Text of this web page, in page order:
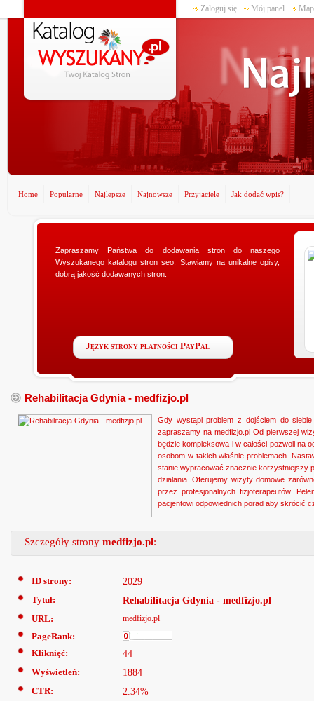
Zaloguj się Mój panel
Home Popularne Najlepsze Najnowsze Przyjaciele Jak dodać wpis?
Zapraszamy Państwa do dodawania stron do naszego
Wyszukanego katalogu stron seo. Stawiamy na unikalne opisy,
dobrą jakość dodawanych stron.
Język strony płatności PayPal
www.ministerstwogadzetow.com
Poszukujesz doskonałego prezentu dla swojej
dziewczyny? Specjalnie dla Was utworzyliśmy sklep
Rehabilitacja Gdynia - medfizjo.pl
Gdy wystąpi problem z dojściem do
zapraszamy na medfizjo.pl Od pierwszej
będzie kompleksowa i w całości pozwoli na
osobom w takich właśnie problemach.
stanie wypracować znacznie korzystniejszy
działania. Oferujemy wizyty domowe
przez profesjonalnych fizjoterapeutów.
pacjentowi odpowiednich porad aby skrócić
Szczegóły strony medfizjo.pl:
ID strony: 2029
Tytuł: Rehabilitacja Gdynia - medfizjo.pl
URL: medfizjo.pl
PageRank:
Kliknięć:
44
Wyświetleń: 1884
CTR: 2.34%